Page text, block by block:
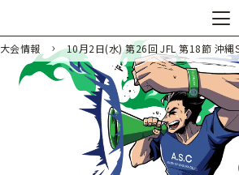
大会情報 10月2日(水) 第26回 JFL 第18節 沖縄